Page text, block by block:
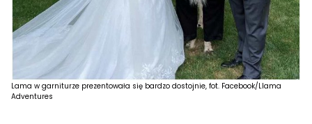
Lama w garniturze prezentowała się bardzo dostojnie, fot. Facebook/Llama
Adventures